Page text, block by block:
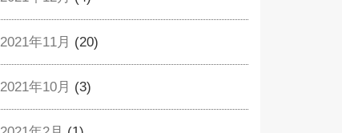
2021年11月 (20)
2021年10月 (3)